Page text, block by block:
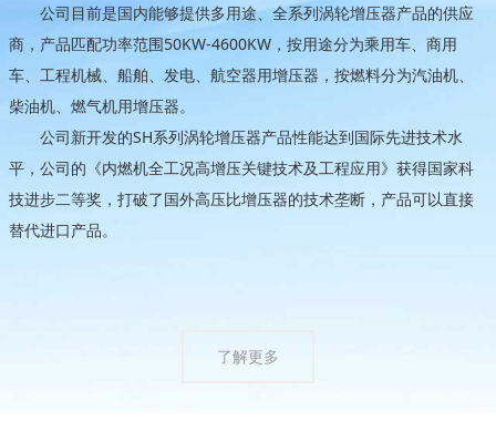
公司目前是国内能够提供多用途、全系列涡轮增压器产品的供应
商，产品匹配功率范围50KW-4600KW，按用途分为乘用车、商用
车、工程机械、船舶、发电、航空器用增压器，按燃料分为汽油机、
柴油机、燃气机用增压器。
公司新开发的SH系列涡轮增压器产品性能达到国际先进技术水
平，公司的《内燃机全工况高增压关键技术及工程应用》获得国家科
技进步二等奖，打破了国外高压比增压器的技术垄断，产品可以直接
替代进口产品。
了解更多